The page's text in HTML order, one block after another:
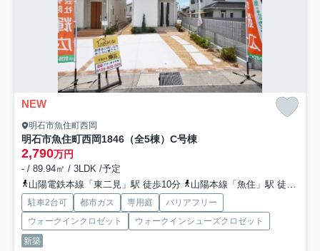
NEW
明石市魚住町西岡
明石市魚住町西岡1846（全5棟）C号棟
2,790万円
- / 89.94㎡ / 3LDK /予定
山陽電鉄本線「東二見」駅 徒歩10分
山陽本線「魚住」駅 徒歩21分
駐車2台可 都市ガス 専用庭
バリアフリー
ウォークインクロゼット
ウォークインシューズクロゼット
新築